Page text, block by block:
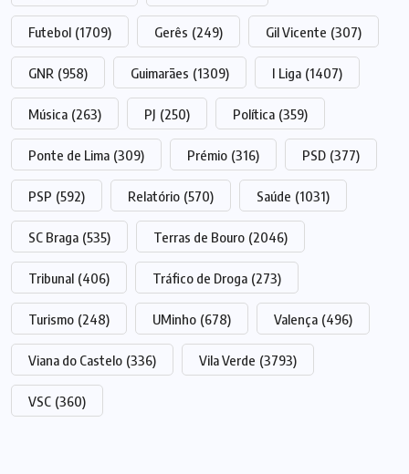
Futebol (1709) Gerês (249) Gil Vicente (307)
GNR (958) Guimarães (1309) I Liga (1407)
Música (263) PJ (250) Política (359)
Ponte de Lima (309) Prémio (316) PSD (377)
PSP (592) Relatório (570) Saúde (1031)
SC Braga (535) Terras de Bouro (2046)
Tribunal (406) Tráfico de Droga (273)
Turismo (248) UMinho (678) Valença (496)
Viana do Castelo (336) Vila Verde (3793)
VSC (360)